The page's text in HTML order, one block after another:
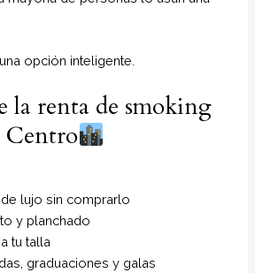
opción inteligente.
la renta de smoking
Centro
lujo sin comprarlo
y planchado
tu talla
graduaciones y galas